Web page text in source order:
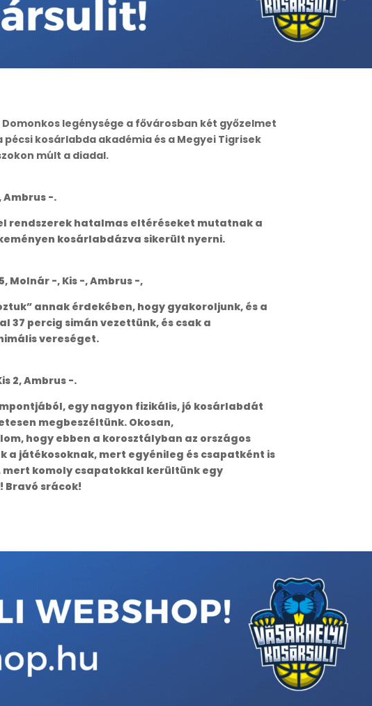
legénysége a fővárosban két győzelmet
kosárlabda akadémia és a Megyei Tigrisek
múlt a diadal.
Ambrus -.
rendszerek hatalmas eltéréseket mutatnak a
kosárlabdázva sikerült nyerni.
Molnár -, Kis -, Ambrus -,
annak érdekében, hogy gyakoroljunk, és a
37 percig simán vezettünk, és csak a
vereséget.
2, Ambrus -.
egy nagyon fizikális, jó kosárlabdát
megbeszéltünk. Okosan,
hogy ebben a korosztályban az országos
játékosoknak, mert egyénileg és csapatként is
komoly csapatokkal kerültünk egy
Bravó srácok!